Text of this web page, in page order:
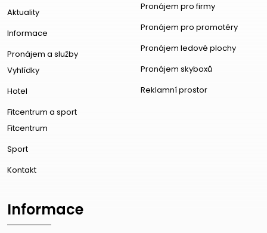
Aktuality
Informace
Pronájem a služby
Vyhlídky
Hotel
Fitcentrum a sport
Fitcentrum
Sport
Kontakt
Informace
Pronájem pro firmy
Pronájem pro promotéry
Pronájem ledové plochy
Pronájem skyboxů
Reklamní prostor